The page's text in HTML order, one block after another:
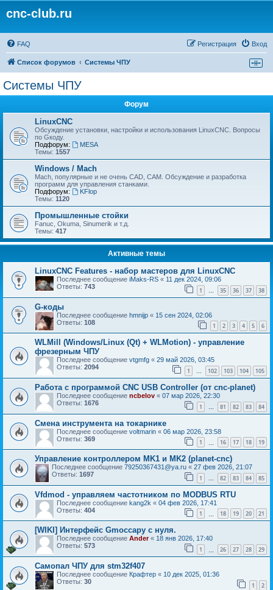
cnc-club.ru
FAQ Вход
Регистрация
Список форумов Системы ЧПУ
Системы ЧПУ
Форум
LinuxCNC
Обсуждение установки, настройки и использования LinuxCNC. Вопросы
по Gкоду.
Подфорум:
MESA
Темы: 1557
Windows / Mach
Mach, популярные и не очень CAD, CAM. Обсуждение и разработка
программ для управления станками.
Подфорум:
KFlop
Темы: 1120
Промышленные стойки
Fanuc, Okuma, Sinumerik и т.д.
Темы: 417
Активные темы
LinuxCNC Features - набор мастеров для LinuxCNC
Последнее сообщение iMaks-RS « 11 дек 2024, 09:06
Ответы: 743 1 … 35 36 37 38
G-коды
Последнее сообщение hmnijp « 15 сен 2024, 02:06
Ответы: 108 1 2 3 4 5 6
WLMill (Windows/Linux (Qt) + WLMotion) - управление
фрезерным ЧПУ
Последнее сообщение vtgmfg « 29 май 2026, 03:45
Ответы: 2094 1 … 102 103 104 105
Работа с программой CNC USB Controller (от cnc-planet)
Последнее сообщение ncbelov « 07 мар 2026, 22:30
Ответы: 1676 1 … 81 82 83 84
Смена инструмента на токарнике
Последнее сообщение voltmarin « 06 мар 2026, 23:58
Ответы: 369 1 16 17 18 19
Управление контроллером MK1 и MK2 (planet-cnc)
Последнее сообщение 79250367431@ya.ru « 27 фев 2026, 21:07
Ответы: 1697 1 … 82 83 84 85
Vfdmod - управляем частотником по MODBUS RTU
Последнее сообщение kang2k « 04 фев 2026, 17:41
Ответы: 404 1 18 19 20 21
[WIKI] Интерфейс Gmoccapy с нуля.
Последнее сообщение Ander« 18 янв 2026, 17:40
Ответы: 573 1 26 27 28 29
Самопал ЧПУ для stm32f407
Последнее сообщение Крафтер « 10 дек 2025, 01:36
Ответы: 30 1 2